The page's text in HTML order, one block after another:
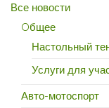
Все новости
Oбщее
Настольный
Услуги для
Авто-мотоспорт